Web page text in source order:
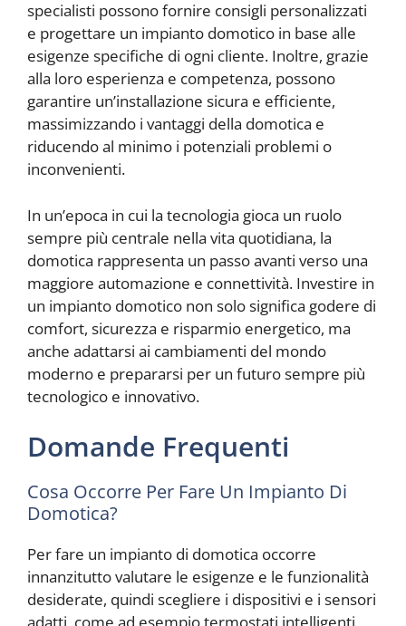
specialisti possono fornire consigli personalizzati
e progettare un impianto domotico in base alle
esigenze specifiche di ogni cliente. Inoltre, grazie
alla loro esperienza e competenza, possono
garantire un’installazione sicura e efficiente,
massimizzando i vantaggi della domotica e
riducendo al minimo i potenziali problemi o
inconvenienti.
In un’epoca in cui la tecnologia gioca un ruolo
sempre più centrale nella vita quotidiana, la
domotica rappresenta un passo avanti verso una
maggiore automazione e connettività. Investire in
un impianto domotico non solo significa godere di
comfort, sicurezza e risparmio energetico, ma
anche adattarsi ai cambiamenti del mondo
moderno e prepararsi per un futuro sempre più
tecnologico e innovativo.
Domande Frequenti
Cosa Occorre Per Fare Un Impianto Di
Domotica?
Per fare un impianto di domotica occorre
innanzitutto valutare le esigenze e le funzionalità
desiderate, quindi scegliere i dispositivi e i sensori